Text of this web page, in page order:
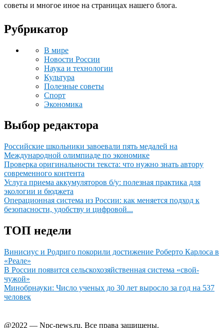
советы и многое иное на страницах нашего блога.
Рубрикатор
В мире
Новости России
Наука и технологии
Культура
Полезные советы
Спорт
Экономика
Выбор редактора
Российские школьники завоевали пять медалей на
Международной олимпиаде по экономике
Проверка оригинальности текста: что нужно знать автору
современного контента
Услуга приема аккумуляторов б/у: полезная практика для
экологии и бюджета
Операционная система из России: как меняется подход к
безопасности, удобству и цифровой...
ТОП недели
Винисиус и Родриго покорили достижение Роберто Карлоса в
«Реале»
В России появится сельскохозяйственная система «свой-
чужой»
Минобрнауки: Число ученых до 30 лет выросло за год на 537
человек
@2022 — Npc-news.ru. Все права защищены.